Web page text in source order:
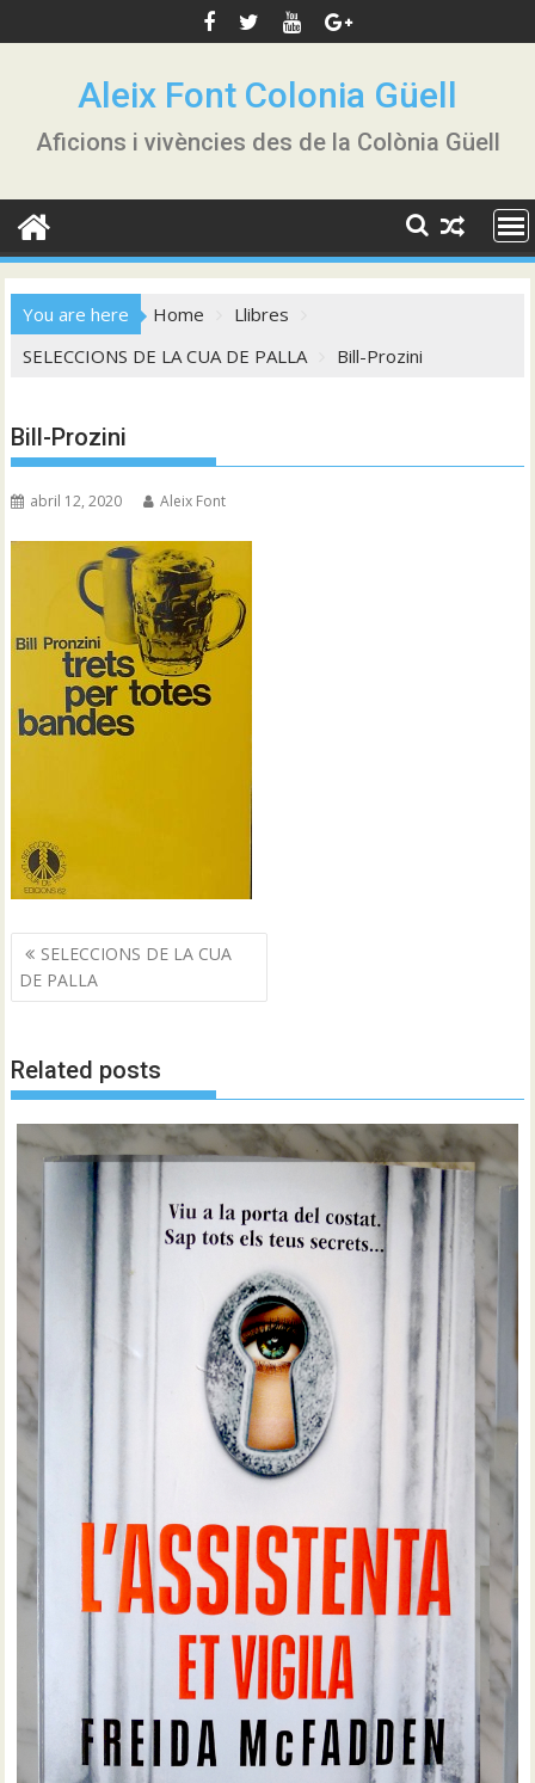
to
Aleix Font Colonia Güell
Aficions i vivències des de la Colònia Güell
You are here Home
Llibres
SELECCIONS DE LA CUA DE PALLA
Bill-Prozini
Bill-Prozini
abril 12, 2020 Aleix Font
Navegació
d'entrades
SELECCIONS DE LA CUA
DE PALLA
Related posts